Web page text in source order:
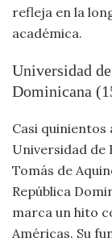
refleja en la
académica.
Universidad
Dominicana
Casi quinientos
Universidad de
Tomás de
República
marca un hito
Américas. Su